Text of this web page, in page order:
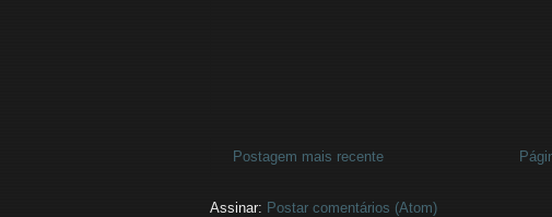
Postagem mais recente
Assinar: Postar comentários (Atom)